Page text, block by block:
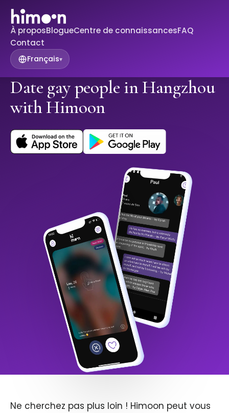
À proposBlogueCentre de connaissancesFAQ
Contact
Français▾
Date gay people in Hangzhou
with Himoon
Ne cherchez pas plus loin ! Himoon peut vous